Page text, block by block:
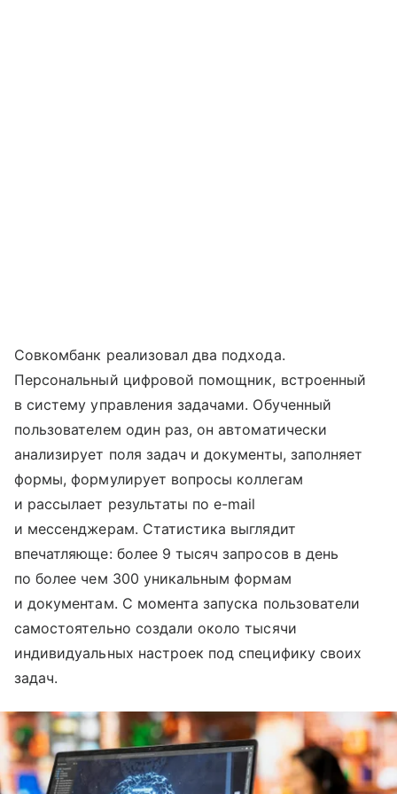
Совкомбанк реализовал два подхода.
Персональный цифровой помощник, встроенный
в систему управления задачами. Обученный
пользователем один раз, он автоматически
анализирует поля задач и документы, заполняет
формы, формулирует вопросы коллегам
и рассылает результаты по e-mail
и мессенджерам. Статистика выглядит
впечатляюще: более 9 тысяч запросов в день
по более чем 300 уникальным формам
и документам. С момента запуска пользователи
самостоятельно создали около тысячи
индивидуальных настроек под специфику своих
задач.